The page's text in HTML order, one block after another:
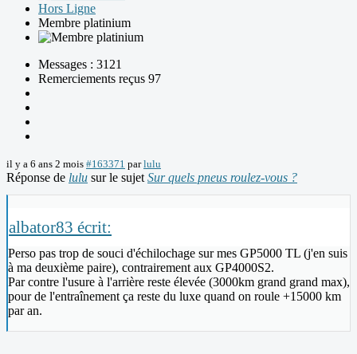
Hors Ligne
Membre platinium
Messages : 3121
Remerciements reçus 97
il y a 6 ans 2 mois #163371 parlulu
Réponse de lulu sur le sujet Sur quels pneus roulez-vous ?
albator83 écrit:
Perso pas trop de souci d'échilochage sur mes GP5000 TL (j'en suis
à ma deuxième paire), contrairement aux GP4000S2.
Par contre l'usure à l'arrière reste élevée (3000km grand grand max),
pour de l'entraînement ça reste du luxe quand on roule +15000 km
par an.